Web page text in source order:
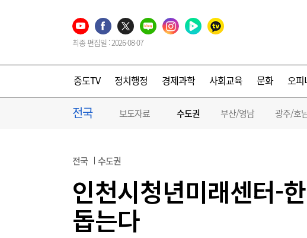
최종 편집일 : 2026-08-07
중도TV 정치행정 경제과학 사회교육 문화 오피
전국 보도자료 수도권 부산/영남 광주/호
전국 수도권
인천시청년미래센터-
돕는다